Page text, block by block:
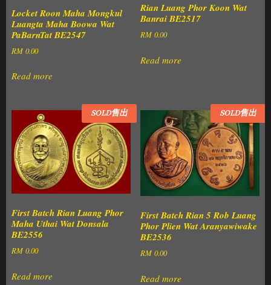
Locket Roon Maha Mongkul
Luangta Maha Boowa Wat
PaBarnTat BE2547
RM0.00
Read more
Rian Luang Phor Koon Wat
Banrai BE2517
RM 0.00
Read more
SOLD售出
First Batch Rian Luang Phor
Maha Uthai Wat Donsala
BE2556
RM0.00
Read more
SOLD售出
First Batch Rian 5 Rob Luang
Phor Plien Wat Aranyawiwake
BE2536
RM 0.00
Read more